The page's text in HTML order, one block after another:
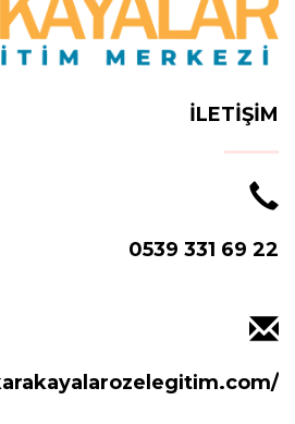
İLETİŞİM
0539 331 69 22